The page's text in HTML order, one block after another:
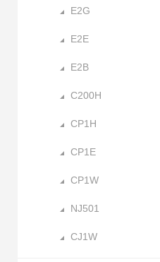
E2G
E2E
E2B
C200H
CP1H
CP1E
CP1W
NJ501
CJ1W